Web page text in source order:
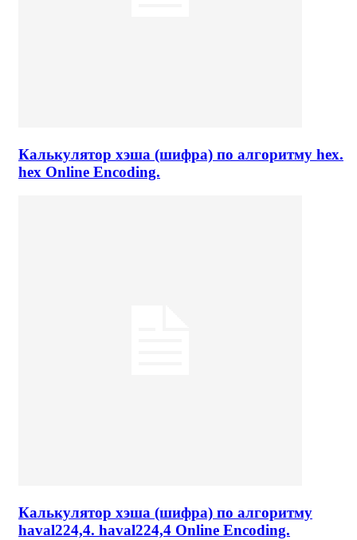
Калькулятор хэша (шифра) по алгоритму hex.
hex Online Encoding.
Калькулятор хэша (шифра) по алгоритму
haval224,4. haval224,4 Online Encoding.